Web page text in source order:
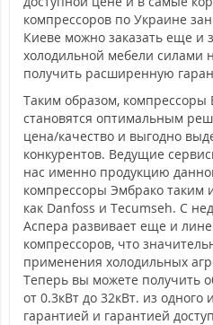
компрессоров по Украине
Киеве можно заказать еще и
холодильной мебели силами
получить расширенную
Таким образом, компрессоры
становятся оптимальным
цена/качество и выгодно
конкурентов. Ведущие
нас именно продукцию
компрессоры Эмбрако таким
как Danfoss и Tecumseh. С
Аспера развивает еще и
компрессоров, что
применения холодильных
Теперь вы можете получить
от 0.3кВт до 32кВт. из
гарантией и гарантией